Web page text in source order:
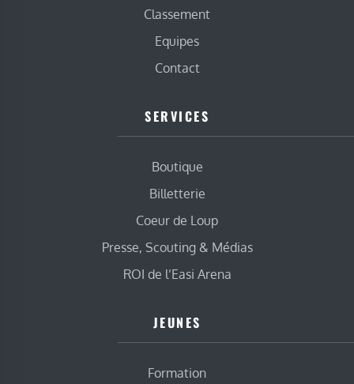
Classement
Equipes
Contact
SERVICES
Boutique
Billetterie
Coeur de Loup
Presse, Scouting & Médias
ROI de l’Easi Arena
JEUNES
Formation